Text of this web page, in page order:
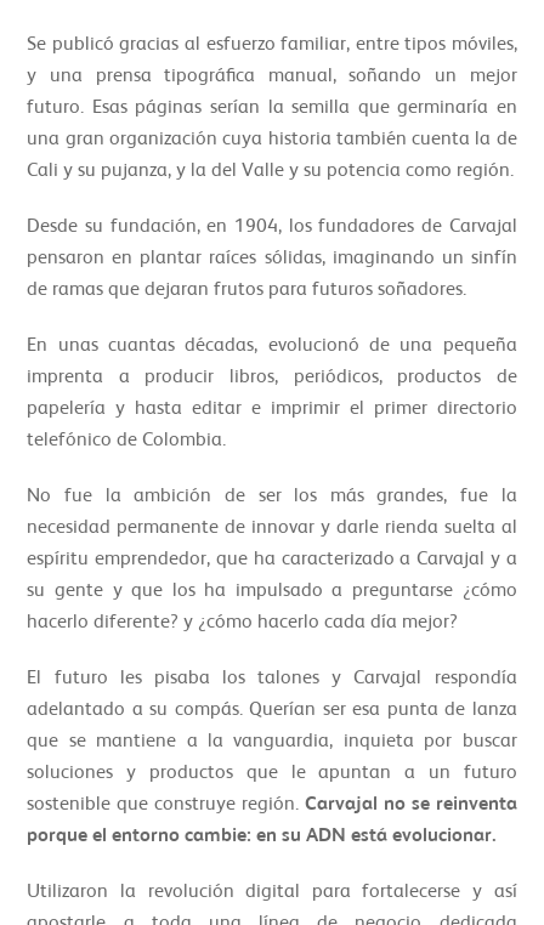
Se publicó gracias al esfuerzo familiar, entre tipos móviles,
y una prensa tipográfica manual, soñando un mejor
futuro. Esas páginas serían la semilla que germinaría en
una gran organización cuya historia también cuenta la de
Cali y su pujanza, y la del Valle y su potencia como región.
Desde su fundación, en 1904, los fundadores de Carvajal
pensaron en plantar raíces sólidas, imaginando un sinfín
de ramas que dejaran frutos para futuros soñadores.
En unas cuantas décadas, evolucionó de una pequeña
imprenta a producir libros, periódicos, productos de
papelería y hasta editar e imprimir el primer directorio
telefónico de Colombia.
No fue la ambición de ser los más grandes, fue la
necesidad permanente de innovar y darle rienda suelta al
espíritu emprendedor, que ha caracterizado a Carvajal y a
su gente y que los ha impulsado a preguntarse ¿cómo
hacerlo diferente? y ¿cómo hacerlo cada día mejor?
El futuro les pisaba los talones y Carvajal respondía
adelantado a su compás. Querían ser esa punta de lanza
que se mantiene a la vanguardia, inquieta por buscar
soluciones y productos que le apuntan a un futuro
sostenible que construye región. Carvajal no se reinventa
porque el entorno cambie: en su ADN está evolucionar.
Utilizaron la revolución digital para fortalecerse y así